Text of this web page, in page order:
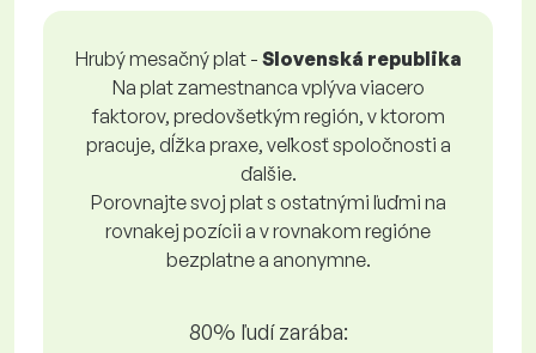
Hrubý mesačný plat - Slovenská republika
Na plat zamestnanca vplýva viacero
faktorov, predovšetkým región, v ktorom
pracuje, dĺžka praxe, veľkosť spoločnosti a
ďalšie.
Porovnajte svoj plat s ostatnými ľuďmi na
rovnakej pozícii a v rovnakom regióne
bezplatne a anonymne.
80% ľudí zarába: